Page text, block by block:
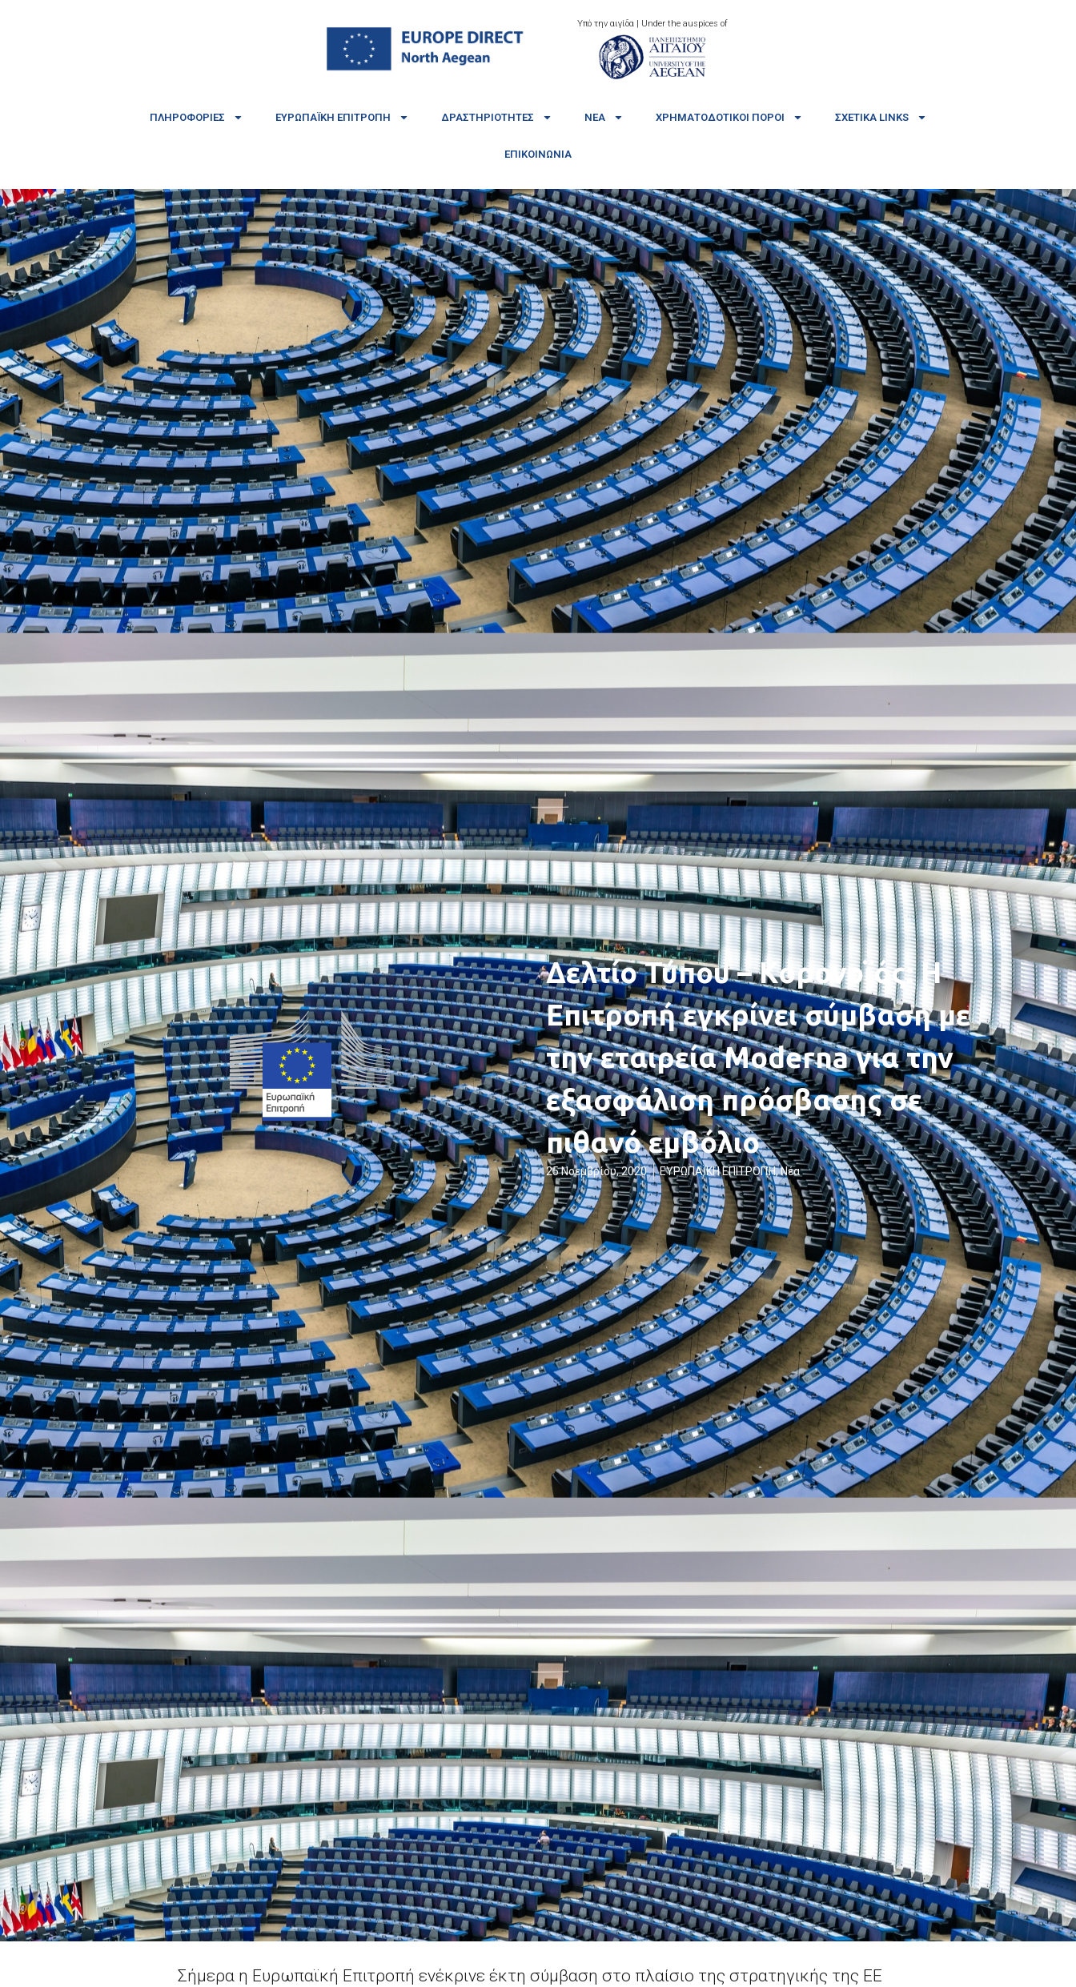
Υπό την αιγίδα | Under the auspices of
ΠΛΗΡΟΦΟΡΊΕΣ ΕΥΡΩΠΑΪΚΉ ΕΠΙΤΡΟΠΉ ΔΡΑΣΤΗΡΙΌΤΗΤΕΣ ΝΈΑ ΧΡΗΜΑΤΟΔΟΤΙΚΟΊ ΠΌΡΟΙ ΣΧΕΤΙΚΆ LINKS
ΕΠΙΚΟΙΝΩΝΊΑ
Δελτίο Τύπου – Κορονοϊός: Η
Επιτροπή εγκρίνει σύμβαση με
την εταιρεία Moderna για την
εξασφάλιση πρόσβασης σε
πιθανό εμβόλιο
25 Νοεμβρίου, 2020 ΕΥΡΩΠΑΪΚΗ ΕΠΙΤΡΟΠΉ,Νέα
Σήμερα η Ευρωπαϊκή Επιτροπή ενέκρινε έκτη σύμβαση στο πλαίσιο της στρατηγικής της ΕΕ